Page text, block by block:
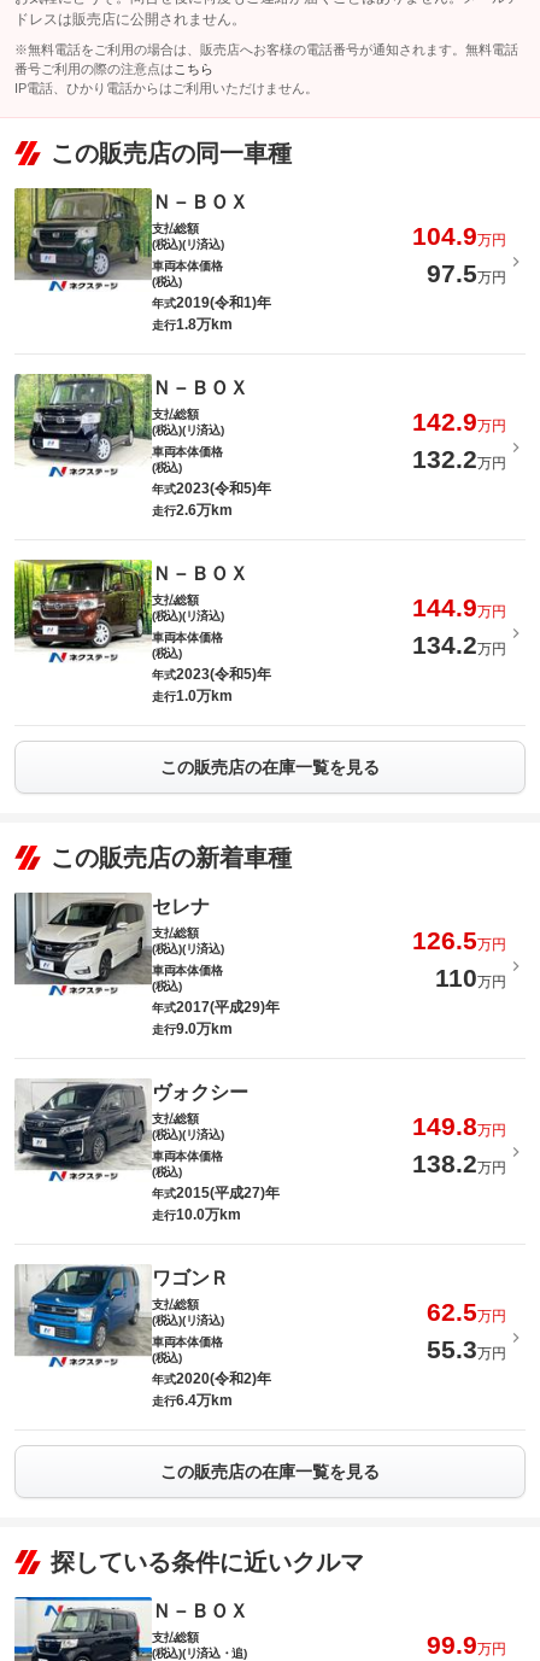
ドレスは販売店に公開されません。
※無料電話をご利用の場合は、販売店へお客様の電話番号が通知されます。無料電話
番号ご利用の際の注意点は こちら
IP電話、ひかり電話からはご利用いただけません。
この販売店の同一車種
Ｎ－ＢＯＸ
支払総額
(税込)(リ済込)
104.9万円
車両本体価格
(税込)
97.5万円
年式2019(令和1)年
走行1.8万km
Ｎ－ＢＯＸ
支払総額
(税込)(リ済込)
142.9万円
車両本体価格
(税込)
132.2万円
年式2023(令和5)年
走行2.6万km
Ｎ－ＢＯＸ
支払総額
(税込)(リ済込)
144.9万円
車両本体価格
(税込)
134.2万円
年式2023(令和5)年
走行1.0万km
この販売店の在庫一覧を見る
この販売店の新着車種
セレナ
支払総額
(税込)(リ済込)
126.5万円
車両本体価格
(税込)
110万円
年式2017(平成29)年
走行9.0万km
ヴォクシー
支払総額
(税込)(リ済込)
149.8万円
車両本体価格
(税込)
138.2万円
年式2015(平成27)年
走行10.0万km
ワゴンＲ
支払総額
(税込)(リ済込)
62.5万円
車両本体価格
(税込)
55.3万円
年式2020(令和2)年
走行6.4万km
この販売店の在庫一覧を見る
探している条件に近いクルマ
Ｎ－ＢＯＸ
支払総額
(税込)(リ済込・追)
99.9万円